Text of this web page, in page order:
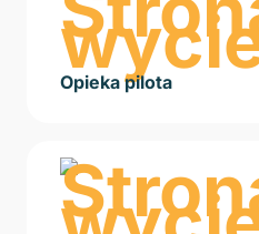
Opieka pilota